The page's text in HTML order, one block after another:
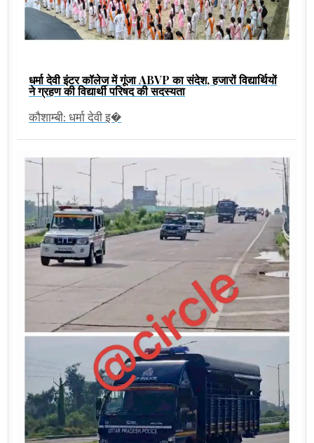
धर्मा देवी इंटर कॉलेज में गूंजा ABVP का संदेश, हजारों विद्यार्थियों
ने ग्रहण की विद्यार्थी परिषद की सदस्यता
कौशाम्बी: धर्मा देवी इ�